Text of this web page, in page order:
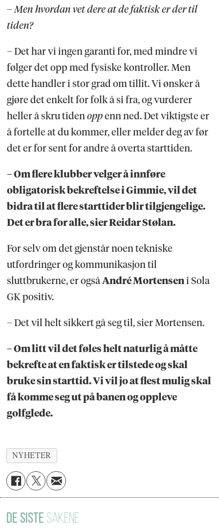
– Men hvordan vet dere at de faktisk er der til
tiden?
– Det har vi ingen garanti for, med mindre vi
følger det opp med fysiske kontroller. Men
dette handler i stor grad om tillit. Vi ønsker å
gjøre det enkelt for folk å si fra, og vurderer
heller å skru tidenoppenn ned. Det viktigste er
å fortelle at du kommer, eller melder deg av før
det er for sent for andre å overta starttiden.
– Om flere klubber velger å innføre
obligatorisk bekreftelse i Gimmie, vil det
bidra til at flere starttider blir tilgjengelige.
Det er bra for alle, sier Reidar Stølan.
For selv om det gjenstår noen tekniske
utfordringer og kommunikasjon til
sluttbrukerne, er også André Mortensen i Sola
GK positiv.
– Det vil helt sikkert gå seg til, sier Mortensen.
– Om litt vil det føles helt naturlig å måtte
bekrefte at en faktisk er tilstede og skal
bruke sin starttid. Vi vil jo at flest mulig skal
få komme seg ut på banen og oppleve
golfglede.
NYHETER
DE SISTE SAKENE